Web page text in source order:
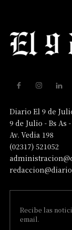
Diario El 9 de
9 de Julio - Bs As
Av. Vedia 198
(02317) 521052
Recibe las
email.